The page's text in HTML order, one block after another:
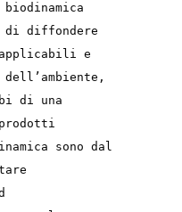
di diffondere
e
di una
sono dal